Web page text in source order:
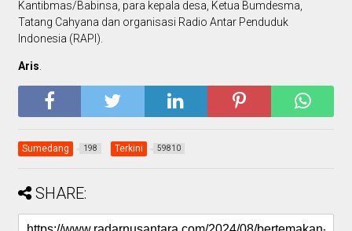
Kantibmas/Babinsa, para kepala desa, Ketua Bumdesma,
Tatang Cahyana dan organisasi Radio Antar Penduduk
Indonesia (RAPI).
Aris
Sumedang 198 Terkini 59810
SHARE: